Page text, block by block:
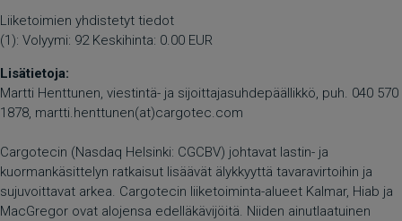
Liiketoimien yhdistetyt tiedot
(1): Volyymi: 92 Keskihinta: 0.00 EUR
Lisätietoja:
Martti Henttunen, viestintä- ja sijoittajasuhdepäällikkö, puh. 040 570
1878, martti.henttunen(at)cargotec.com
Cargotecin (Nasdaq Helsinki: CGCBV) johtavat lastin- ja
kuormankäsittelyn ratkaisut lisäävät älykkyyttä tavaravirtoihin ja
sujuvoittavat arkea. Cargotecin liiketoiminta-alueet Kalmar, Hiab ja
MacGregor ovat alojensa edelläkävijöitä. Niiden ainutlaatuinen